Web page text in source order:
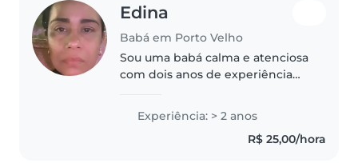
Edina
Babá em Porto Velho
Sou uma babá calma e atenciosa
com dois anos de experiência
infância. Tenho habilidades para
ajudar nas tarefas escolares e
gosto de desenhar e ler..
Experiência: > 2 anos
R$ 25,00/hora